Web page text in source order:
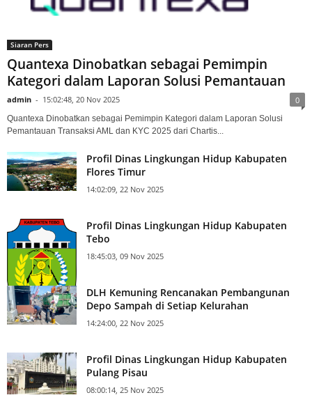
Siaran Pers
Quantexa Dinobatkan sebagai Pemimpin
Kategori dalam Laporan Solusi Pemantauan
admin - 15:02:48, 20 Nov 2025 0
Quantexa Dinobatkan sebagai Pemimpin Kategori dalam Laporan Solusi
Pemantauan Transaksi AML dan KYC 2025 dari Chartis...
Profil Dinas Lingkungan Hidup Kabupaten
Flores Timur
14:02:09, 22 Nov 2025
Profil Dinas Lingkungan Hidup Kabupaten
Tebo
18:45:03, 09 Nov 2025
DLH Kemuning Rencanakan Pembangunan
Depo Sampah di Setiap Kelurahan
14:24:00, 22 Nov 2025
Profil Dinas Lingkungan Hidup Kabupaten
Pulang Pisau
08:00:14, 25 Nov 2025